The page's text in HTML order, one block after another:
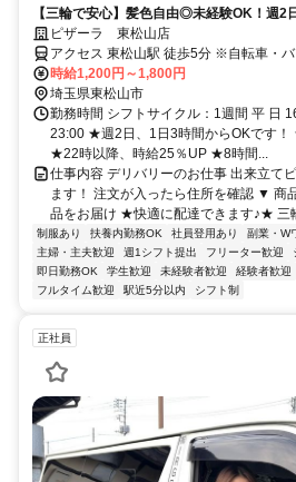
【三輪で安心】髪色自由◎未経験OK！週2
ピザーラ 東松山店
アクセス 東松山駅 徒歩5分 ※自転車・
時給1,200円～1,800円
埼玉県東松山市
勤務時間 シフトサイクル：1週間 平 日
23:00 ★週2日、1日3時間からOKです！
★22時以降、時給25％UP ★8時間...
仕事内容 デリバリーのお仕事 出来立て
ます！ 注文が入ったら住所を確認 ▼ 商
品をお届け ★快適に配達できます♪★ 三
制服あり 扶養内勤務OK 社員登用あり 副業・W
主婦・主夫歓迎
週1シフト提出 フリーター歓迎
即日勤務OK
学生歓迎 未経験者歓迎 経験者歓迎
フルタイム歓迎
駅近5分以内 シフト制
正社員